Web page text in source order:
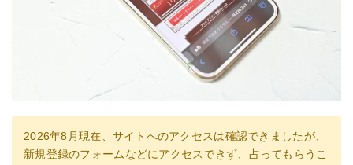
2026年8月現在、サイトへのアクセスは確認できましたが、
新規登録のフォームなどにアクセスできず、占ってもらうこ